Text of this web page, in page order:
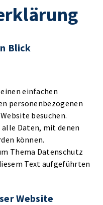
Blick
einfachen
personenbezogenen
besuchen.
Daten, mit denen
können.
Thema Datenschutz
Text aufgeführten
Website